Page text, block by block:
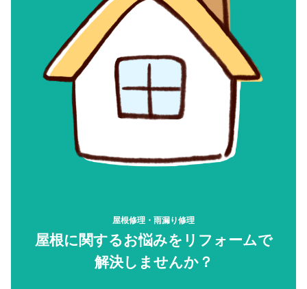
屋根修理・雨漏り修理
屋根に関するお悩みをリフォームで
解決しませんか？